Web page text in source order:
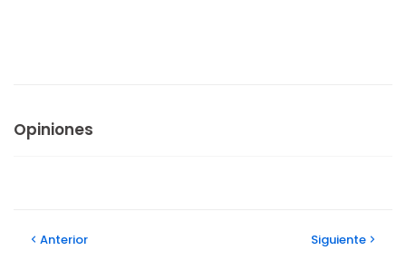
Opiniones
Anterior Siguiente